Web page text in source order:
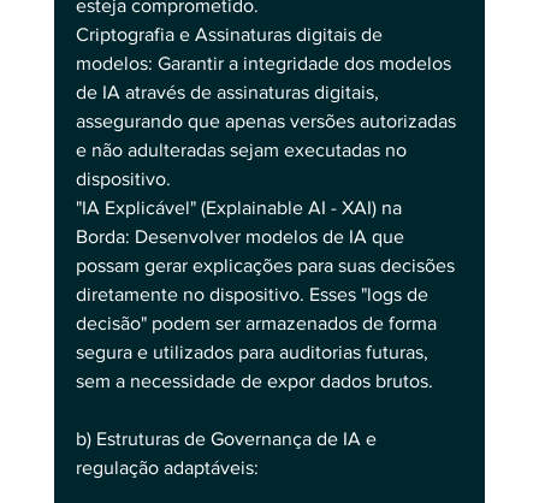
esteja comprometido.
Criptografia e Assinaturas digitais de
modelos: Garantir a integridade dos modelos
de IA através de assinaturas digitais,
assegurando que apenas versões autorizadas
e não adulteradas sejam executadas no
dispositivo.
"IA Explicável" (Explainable AI - XAI) na
Borda: Desenvolver modelos de IA que
possam gerar explicações para suas decisões
diretamente no dispositivo. Esses "logs de
decisão" podem ser armazenados de forma
segura e utilizados para auditorias futuras,
sem a necessidade de expor dados brutos.
b) Estruturas de Governança de IA e
regulação adaptáveis: